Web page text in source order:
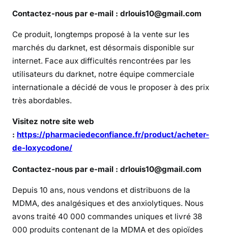
l
l
e
l
e
n
l
Contactez-nous par e-mail : drlouis10@gmail.com
Ce produit, longtemps proposé à la vente sur les
marchés du darknet, est désormais disponible sur
internet. Face aux difficultés rencontrées par les
utilisateurs du darknet, notre équipe commerciale
internationale a décidé de vous le proposer à des prix
très abordables.
Visitez notre site web
: https://pharmaciedeconfiance.fr/product/acheter-
de-loxycodone/
Contactez-nous par e-mail : drlouis10@gmail.com
Depuis 10 ans, nous vendons et distribuons de la
MDMA, des analgésiques et des anxiolytiques. Nous
avons traité 40 000 commandes uniques et livré 38
000 produits contenant de la MDMA et des opioïdes